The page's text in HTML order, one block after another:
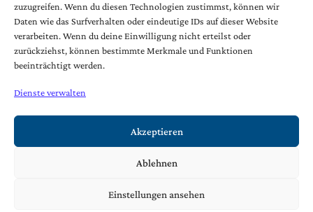
zuzugreifen. Wenn du diesen Technologien zustimmst, können wir
Daten wie das Surfverhalten oder eindeutige IDs auf dieser Website
verarbeiten. Wenn du deine Einwilligung nicht erteilst oder
zurückziehst, können bestimmte Merkmale und Funktionen
beeinträchtigt werden.
Dienste verwalten
Akzeptieren
Ablehnen
Einstellungen ansehen
Impressum
Datenschutzerklärung
AGB
[borlabs-cookie type="btn-cookie-preference" title="Widerruf /
Änderung Datenschutzeinstellungen" element="link"/]